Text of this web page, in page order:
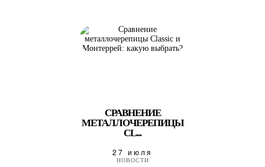
СРАВНЕНИЕ
МЕТАЛЛОЧЕРЕПИЦЫ
CL...
27 июля
НОВОСТИ